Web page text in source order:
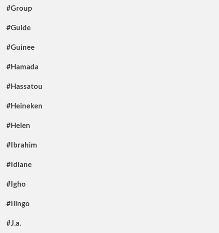
#Group
#Guide
#Guinee
#Hamada
#Hassatou
#Heineken
#Helen
#Ibrahim
#Idiane
#Igho
#Ilingo
#J.a.